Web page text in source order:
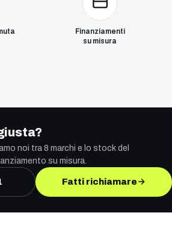
Finanziamenti
su misura
noi tra 8 marchi e lo stock del
su misura.
Fatti richiamare